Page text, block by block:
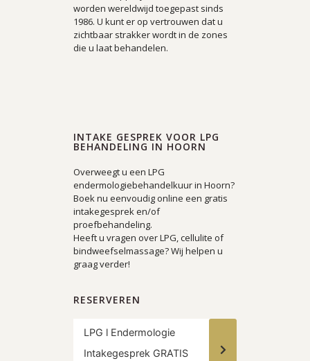
worden wereldwijd toegepast sinds
1986. U kunt er op vertrouwen dat u
zichtbaar strakker wordt in de zones
die u laat behandelen.
INTAKE GESPREK VOOR LPG
BEHANDELING IN HOORN
Overweegt u een LPG
endermologiebehandelkuur in Hoorn?
Boek nu eenvoudig online een gratis
intakegesprek en/of
proefbehandeling.
Heeft u vragen over LPG, cellulite of
bindweefselmassage? Wij helpen u
graag verder!
RESERVEREN
LPG l Endermologie
Intakegesprek GRATIS